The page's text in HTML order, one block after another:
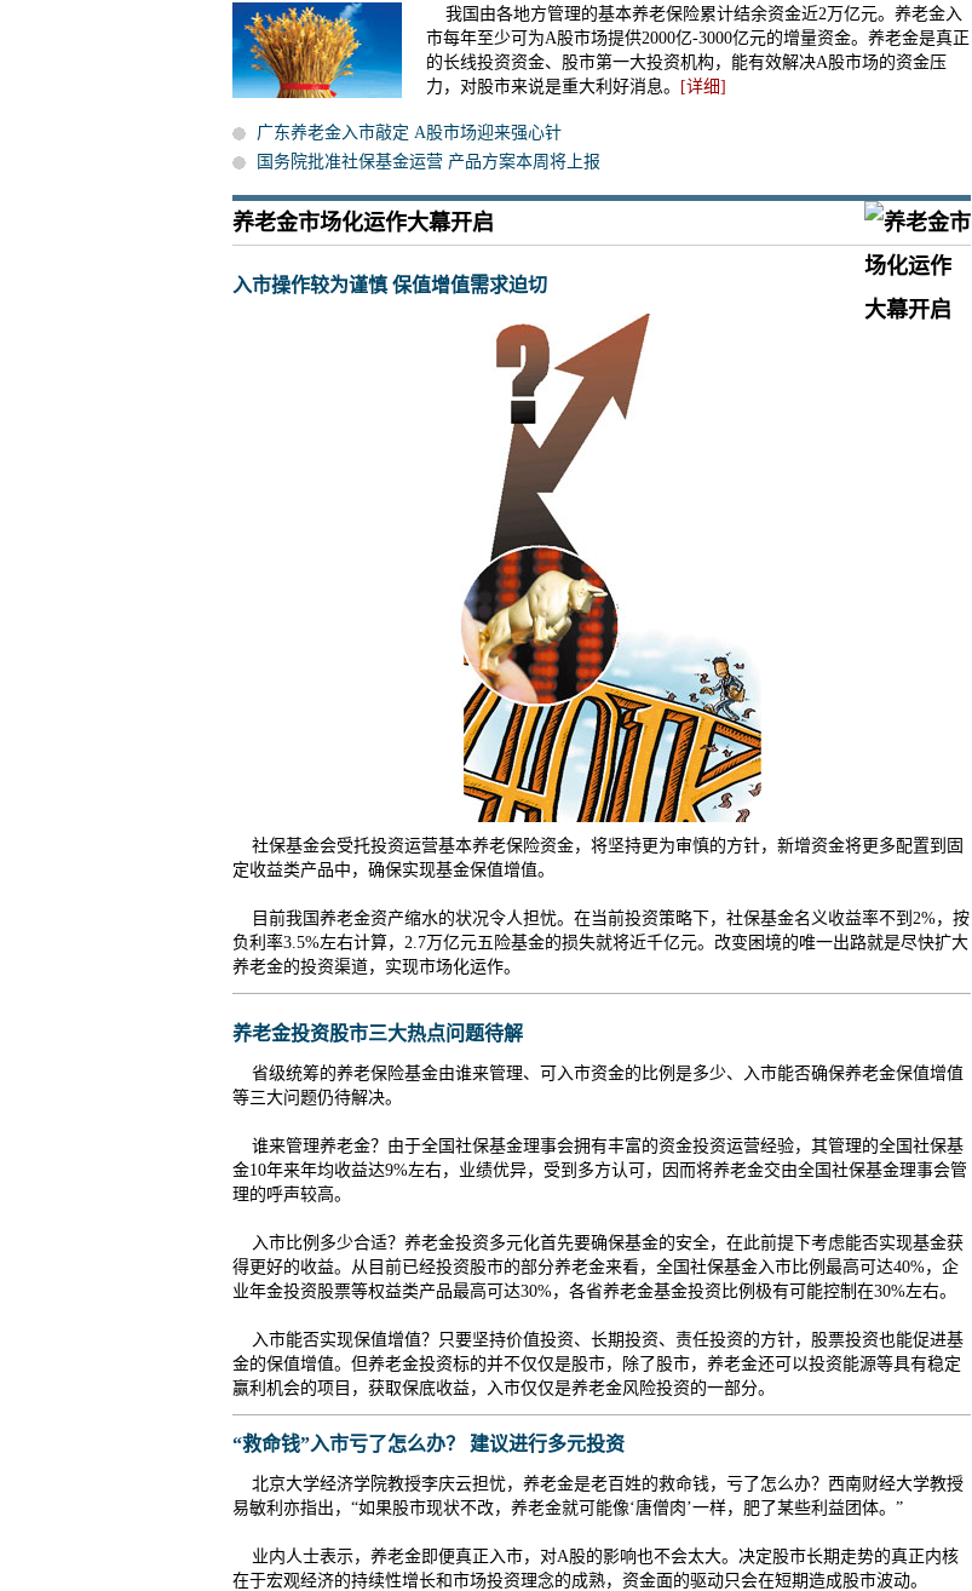
我国由各地方管理的基本养老保险累计结余资金近2万亿元。养老金入
市每年至少可为A股市场提供2000亿-3000亿元的增量资金。养老金是真正
的长线投资资金、股市第一大投资机构，能有效解决A股市场的资金压
力，对股市来说是重大利好消息。
[详细]
广东养老金入市敲定 A股市场迎来强心针
国务院批准社保基金运营 产品方案本周将上报
养老金市场化运作大幕开启
入市操作较为谨慎 保值增值需求迫切
社保基金会受托投资运营基本养老保险资金，将坚持更为审慎的方针，新增资金将更多配置到固
定收益类产品中，确保实现基金保值增值。
目前我国养老金资产缩水的状况令人担忧。在当前投资策略下，社保基金名义收益率不到2%，按
负利率3.5%左右计算，2.7万亿元五险基金的损失就将近千亿元。改变困境的唯一出路就是尽快扩大
养老金的投资渠道，实现市场化运作。
养老金投资股市三大热点问题待解
省级统筹的养老保险基金由谁来管理、可入市资金的比例是多少、入市能否确保养老金保值增值
等三大问题仍待解决。
谁来管理养老金？ 由于全国社保基金理事会拥有丰富的资金投资运营经验，其管理的全国社保基
金10年来年均收益达9%左右，业绩优异，受到多方认可，因而将养老金交由全国社保基金理事会管
理的呼声较高。
入市比例多少合适？ 养老金投资多元化首先要确保基金的安全，在此前提下考虑能否实现基金获
得更好的收益。从目前已经投资股市的部分养老金来看，全国社保基金入市比例最高可达40%，企
业年金投资股票等权益类产品最高可达30%，各省养老金基金投资比例极有可能控制在30%左右。
入市能否实现保值增值？ 只要坚持价值投资、长期投资、责任投资的方针，股票投资也能促进基
金的保值增值。但养老金投资标的并不仅仅是股市，除了股市，养老金还可以投资能源等具有稳定
赢利机会的项目，获取保底收益，入市仅仅是养老金风险投资的一部分。
“救命钱”入市亏了怎么办？ 建议进行多元投资
北京大学经济学院教授李庆云担忧，养老金是老百姓的救命钱，亏了怎么办？西南财经大学教授
易敏利亦指出，“如果股市现状不改，养老金就可能像‘唐僧肉’一样，肥了某些利益团体。”
业内人士表示，养老金即便真正入市，对A股的影响也不会太大。决定股市长期走势的真正内核
在于宏观经济的持续性增长和市场投资理念的成熟，资金面的驱动只会在短期造成股市波动。